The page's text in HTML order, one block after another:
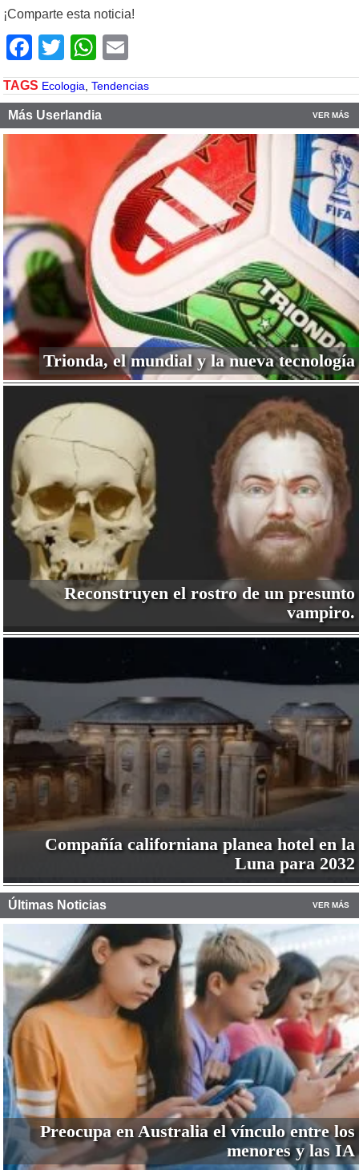
¡Comparte esta noticia!
Facebook
TwitterWhatsApp
TAGS Ecologia Tendencias
Más Userlandia VER MÁS
Trionda, el mundial y la nueva tecnología
Reconstruyen el rostro de un presunto
vampiro.
Compañía californiana planea hotel en la
Luna para 2032
Últimas Noticias VER MÁS
Preocupa en Australia el vínculo entre los
menores y las IA